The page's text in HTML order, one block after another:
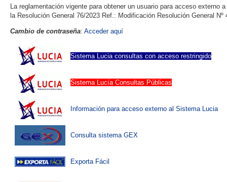
La reglamentación vigente para obtener un usuario para acceso externo
la Resolución General 76/2023 Ref.: Modificación Resolución General
Cambio de contraseña: Acceder aquí
Sistema Lucia consultas con acceso restringido
Sistema Lucía Consultas Públicas
Información para acceso externo al Sistema Lucia
Consulta sistema GEX
Exporta Fácil